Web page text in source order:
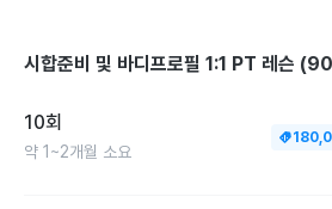
시합준비 및 바디프로필 1:1 PT 레슨
10회
약 1~2개월 소요